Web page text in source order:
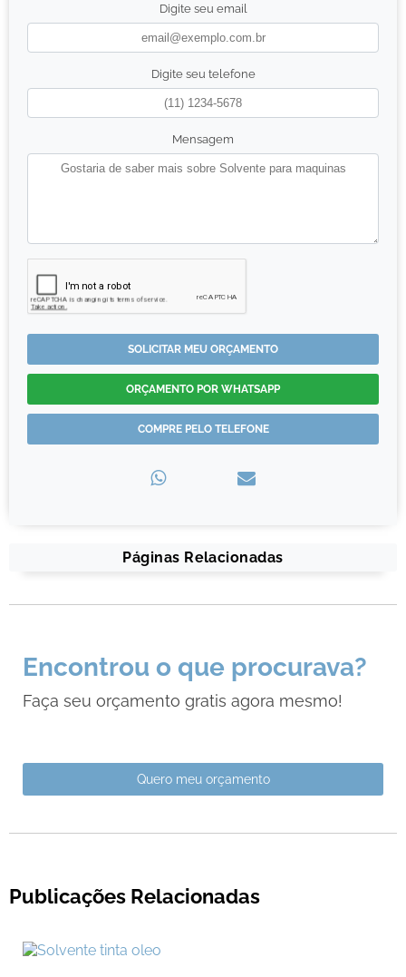
Digite seu email
Digite seu telefone
Mensagem
SOLICITAR MEU ORÇAMENTO
ORÇAMENTO POR WHATSAPP
COMPRE PELO TELEFONE
Páginas Relacionadas
Encontrou o que procurava?
Faça seu orçamento gratis agora mesmo!
Quero meu orçamento
Publicações Relacionadas